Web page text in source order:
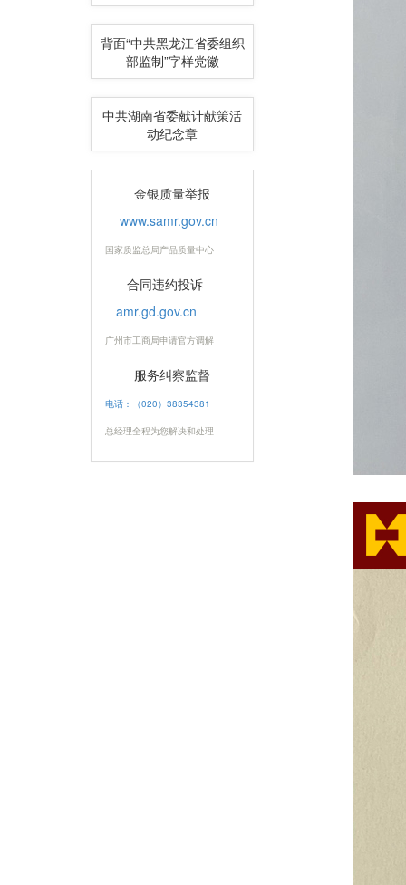
背面“中共黑龙江省委组织
部监制”字样党徽
中共湖南省委献计献策活
动纪念章
金银质量举报
www.samr.gov.cn
国家质监总局产品质量中心
合同违约投诉
amr.gd.gov.cn
广州市工商局申请官方调解
服务纠察监督
电话：（020）38354381
总经理全程为您解决和处理